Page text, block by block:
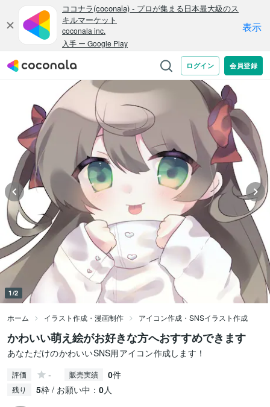
1/2
ホーム イラスト作成・漫画制作 アイコン作成・SNSイラスト作成
かわいい萌え絵がお好きな方へおすすめできます
あなただけのかわいいSNS用アイコン作成します！
評価 - 販売実績 0件
残り 5枠 / お願い中： 0人